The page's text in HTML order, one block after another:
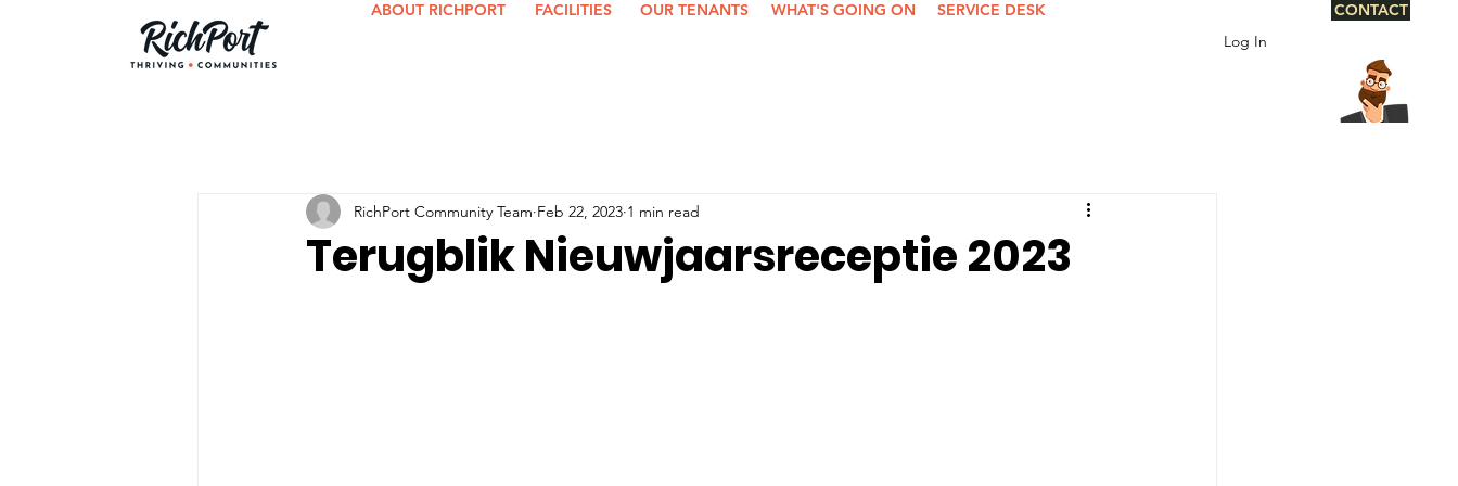
ABOUT RICHPORT FACILITIES OUR TENANTS WHAT'S GOING ON
SERVICE DESK
Log In
CONTACT
Terugblik Nieuwjaarsreceptie 2023
RichPort Community Team Feb 22, 2023 1 min read